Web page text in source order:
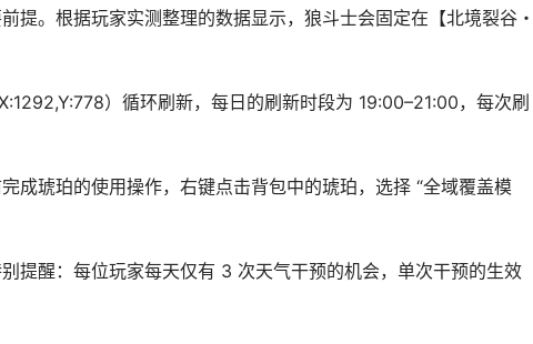
提。根据玩家实测整理的数据显示，狼斗士会固定在【北境裂谷・
）循环刷新，每日的刷新时段为 19:00–21:00，每次刷
成琥珀的使用操作，右键点击背包中的琥珀，选择 “全域覆盖模
提醒：每位玩家每天仅有 3 次天气干预的机会，单次干预的生效